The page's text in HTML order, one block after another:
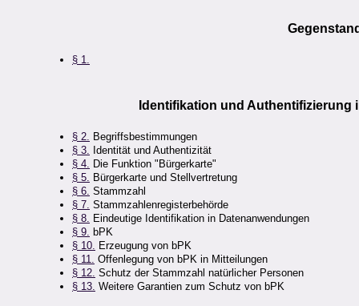
§ 1.
Identifikation und Authentifizierung
§ 2.
Begriffsbestimmungen
§ 3.
Identität und Authentizität
§ 4.
Die Funktion "Bürgerkarte"
§ 5.
Bürgerkarte und Stellvertretung
§ 6. Stammzahl
§ 7. Stammzahlenregisterbehörde
§ 8.
Eindeutige Identifikation in Datenanwendungen
§ 9.
bPK
§ 10.
Erzeugung von bPK
§ 11.
Offenlegung von bPK in Mitteilungen
§ 12. Schutz der Stammzahl natürlicher Personen
§ 13. Weitere Garantien zum Schutz von bPK